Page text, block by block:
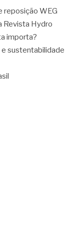
reposição WEG
Revista Hydro
importa?
e sustentabilidade